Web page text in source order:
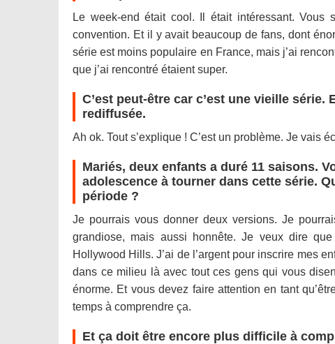
Le week-end était cool. Il était intéressant.
convention. Et il y avait beaucoup de fans, dont
série est moins populaire en France, mais j’ai
que j’ai rencontré étaient super.
C’est peut-être car c’est une vieille série.
rediffusée.
Ah ok. Tout s’explique ! C’est un problème. Je vais
Mariés, deux enfants a duré 11 saisons.
adolescence à tourner dans cette série.
période ?
Je pourrais vous donner deux versions. Je
grandiose, mais aussi honnête. Je veux dire
Hollywood Hills. J’ai de l’argent pour inscrire mes
dans ce milieu là avec tout ces gens qui vous
énorme. Et vous devez faire attention en tant
temps à comprendre ça.
Et ça doit être encore plus difficile à